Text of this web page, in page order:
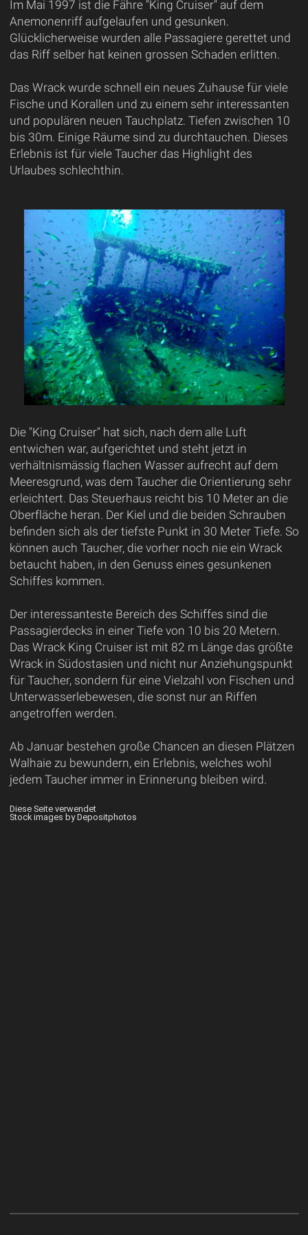
Im Mai 1997 ist die Fähre "King Cruiser" auf dem
Anemonenriff aufgelaufen und gesunken.
Glücklicherweise wurden alle Passagiere gerettet und
das Riff selber hat keinen grossen Schaden erlitten.
Das Wrack wurde schnell ein neues Zuhause für viele
Fische und Korallen und zu einem sehr interessanten
und populären neuen Tauchplatz. Tiefen zwischen 10
bis 30m. Einige Räume sind zu durchtauchen. Dieses
Erlebnis ist für viele Taucher das Highlight des
Urlaubes schlechthin.
Die "King Cruiser" hat sich, nach dem alle Luft
entwichen war, aufgerichtet und steht jetzt in
verhältnismässig flachen Wasser aufrecht auf dem
Meeresgrund, was dem Taucher die Orientierung sehr
erleichtert. Das Steuerhaus reicht bis 10 Meter an die
Oberfläche heran. Der Kiel und die beiden Schrauben
befinden sich als der tiefste Punkt in 30 Meter Tiefe. So
können auch Taucher, die vorher noch nie ein Wrack
betaucht haben, in den Genuss eines gesunkenen
Schiffes kommen.
Der interessanteste Bereich des Schiffes sind die
Passagierdecks in einer Tiefe von 10 bis 20 Metern.
Das Wrack King Cruiser ist mit 82 m Länge das größte
Wrack in Südostasien und nicht nur Anziehungspunkt
für Taucher, sondern für eine Vielzahl von Fischen und
Unterwasserlebewesen, die sonst nur an Riffen
angetroffen werden.
Ab Januar bestehen große Chancen an diesen Plätzen
Walhaie zu bewundern, ein Erlebnis, welches wohl
jedem Taucher immer in Erinnerung bleiben wird.
Diese Seite verwendet
Stock images by Depositphotos